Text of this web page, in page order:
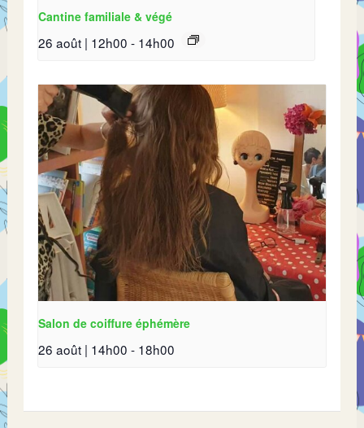
Cantine familiale & végé
26 août | 12h00 - 14h00
Salon de coiffure éphémère
26 août | 14h00 - 18h00